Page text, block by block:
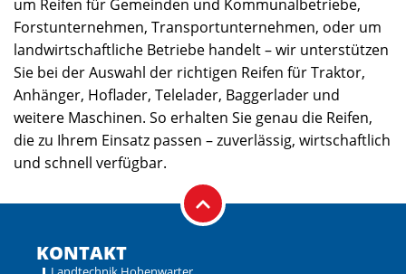
um Reifen für Gemeinden und Kommunalbetriebe,
Forstunternehmen, Transportunternehmen, oder um
landwirtschaftliche Betriebe handelt – wir unterstützen
Sie bei der Auswahl der richtigen Reifen für Traktor,
Anhänger, Hoflader, Telelader, Baggerlader und
weitere Maschinen. So erhalten Sie genau die Reifen,
die zu Ihrem Einsatz passen – zuverlässig, wirtschaftlich
und schnell verfügbar.
KONTAKT